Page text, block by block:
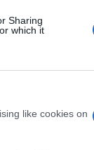
Sharing
which it
like cookies on